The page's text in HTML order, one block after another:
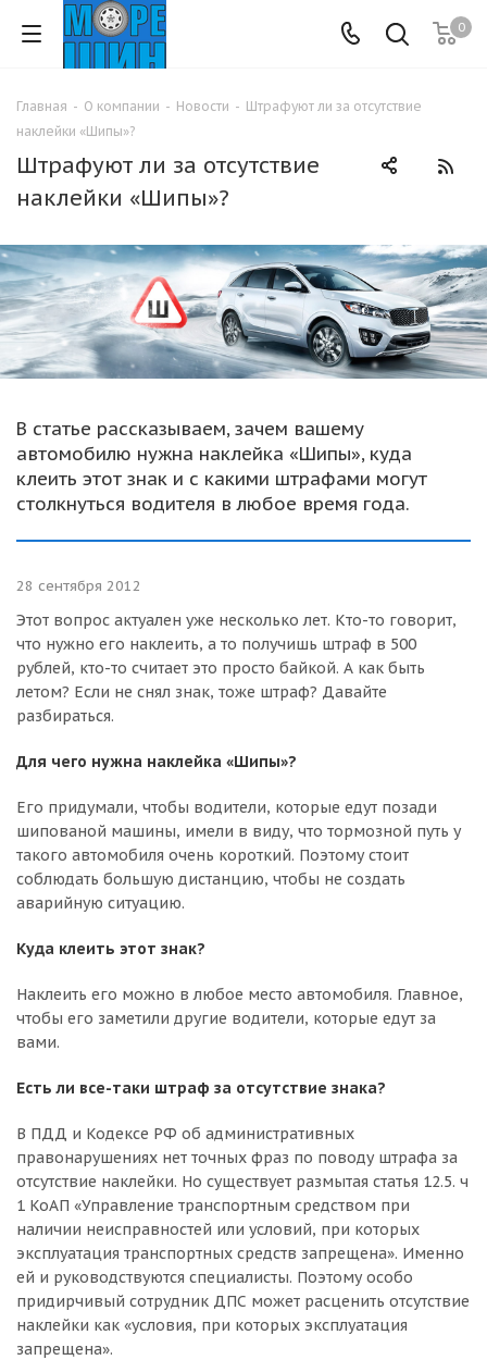
0
Главная - О компании - Новости - Штрафуют ли за отсутствие
наклейки «Шипы»?
Штрафуют ли за отсутствие
наклейки «Шипы»?
В статье рассказываем, зачем вашему
автомобилю нужна наклейка «Шипы», куда
клеить этот знак и с какими штрафами могут
столкнуться водителя в любое время года.
28 сентября 2012
Этот вопрос актуален уже несколько лет. Кто-то говорит,
что нужно его наклеить, а то получишь штраф в 500
рублей, кто-то считает это просто байкой. А как быть
летом? Если не снял знак, тоже штраф? Давайте
разбираться.
Для чего нужна наклейка «Шипы»?
Его придумали, чтобы водители, которые едут позади
шипованой машины, имели в виду, что тормозной путь у
такого автомобиля очень короткий. Поэтому стоит
соблюдать большую дистанцию, чтобы не создать
аварийную ситуацию.
Куда клеить этот знак?
Наклеить его можно в любое место автомобиля. Главное,
чтобы его заметили другие водители, которые едут за
вами.
Есть ли все-таки штраф за отсутствие знака?
В ПДД и Кодексе РФ об административных
правонарушениях нет точных фраз по поводу штрафа за
отсутствие наклейки. Но существует размытая статья 12.5. ч
1 КоАП «Управление транспортным средством при
наличии неисправностей или условий, при которых
эксплуатация транспортных средств запрещена». Именно
ей и руководствуются специалисты. Поэтому особо
придирчивый сотрудник ДПС может расценить отсутствие
наклейки как «условия, при которых эксплуатация
запрещена».